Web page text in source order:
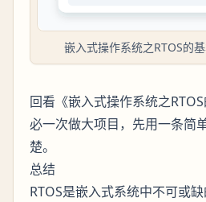
嵌入式操作系统之RTOS的
回看《嵌入式操作系统之
必一次做大项目，先用一条简
楚。
总结
RTOS是嵌入式系统中不可或